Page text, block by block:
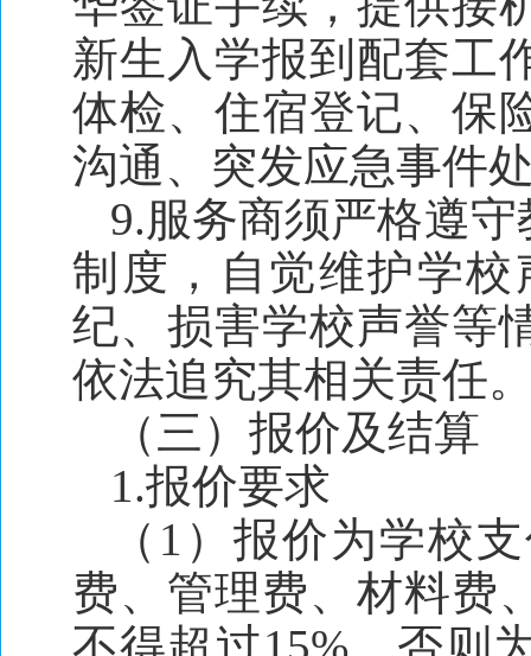
新生入学报到配套工
体检、住宿登记、保
沟通、突发应急事件
9.服务商须严格遵
制度，自觉维护学
纪、损害学校声誉等
依法追究其相关责任
（三）报价及结算
1.报价要求
（1）报价为学校
费、管理费、材料费